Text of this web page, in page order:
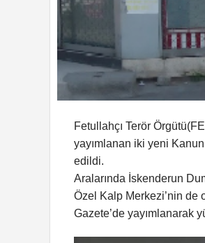
Fetullahçı Terör
yayımlanan iki yeni
edildi.
Aralarında İskenderun
Özel Kalp Merkezi’nin de
Gazete’de yayımlanarak